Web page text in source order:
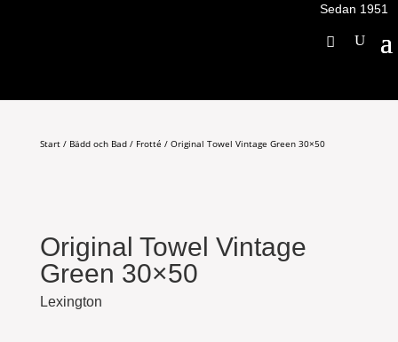
Sedan 1951
Start/ Bädd och Bad/ Frotté / Original Towel Vintage Green 30×50
Original Towel Vintage
Green 30×50
Lexington